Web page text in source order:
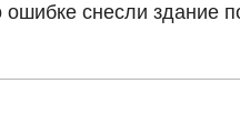
снесли здание